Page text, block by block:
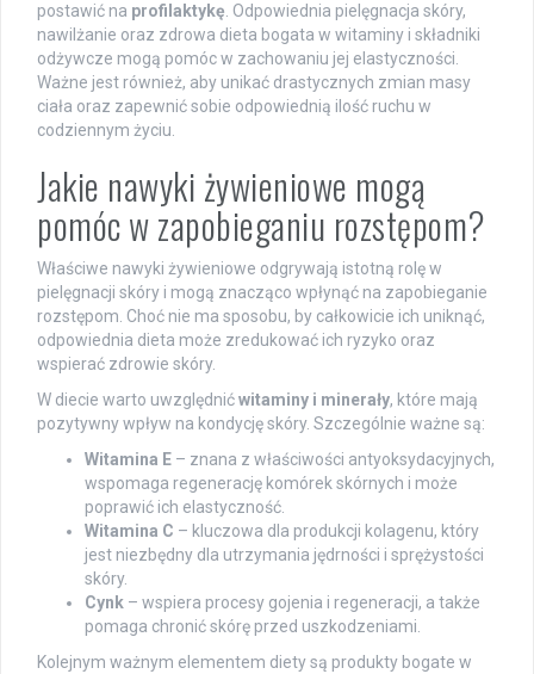
postawić na profilaktykę. Odpowiednia pielęgnacja skóry,
nawilżanie oraz zdrowa dieta bogata w witaminy i składniki
odżywcze mogą pomóc w zachowaniu jej elastyczności.
Ważne jest również, aby unikać drastycznych zmian masy
ciała oraz zapewnić sobie odpowiednią ilość ruchu w
codziennym życiu.
Jakie nawyki żywieniowe mogą
pomóc w zapobieganiu rozstępom?
Właściwe nawyki żywieniowe odgrywają istotną rolę w
pielęgnacji skóry i mogą znacząco wpłynąć na zapobieganie
rozstępom. Choć nie ma sposobu, by całkowicie ich uniknąć,
odpowiednia dieta może zredukować ich ryzyko oraz
wspierać zdrowie skóry.
W diecie warto uwzględnićwitaminy i minerały, które mają
pozytywny wpływ na kondycję skóry. Szczególnie ważne są:
Witamina E – znana z właściwości antyoksydacyjnych,
wspomaga regenerację komórek skórnych i może
poprawić ich elastyczność.
Witamina C – kluczowa dla produkcji kolagenu, który
jest niezbędny dla utrzymania jędrności i sprężystości
skóry.
Cynk – wspiera procesy gojenia i regeneracji, a także
pomaga chronić skórę przed uszkodzeniami.
Kolejnym ważnym elementem diety są produkty bogate w